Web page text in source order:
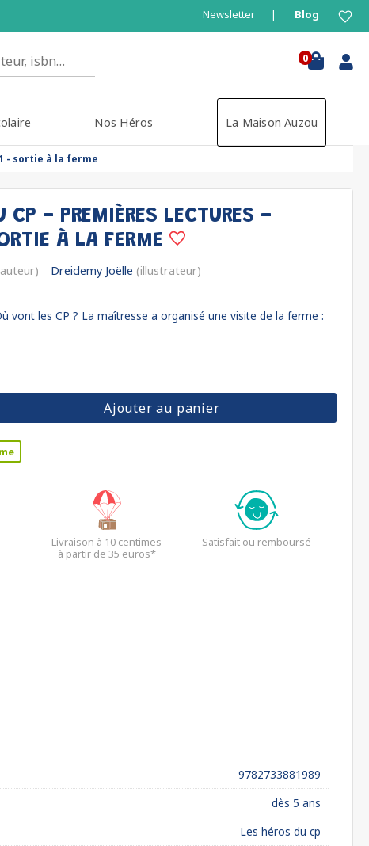
Newsletter Blog
0
Nos Héros La Maison Auzou
- sortie à la ferme
CP - PREMIÈRES LECTURES -
À LA FERME
Dreidemy Joëlle (illustrateur)
vont les CP ? La maîtresse a organisé une visite de la ferme :
Ajouter au panier
Livraison à 10 centimes
à partir de 35 euros*
Satisfait ou remboursé
9782733881989
dès 5 ans
Les héros du cp